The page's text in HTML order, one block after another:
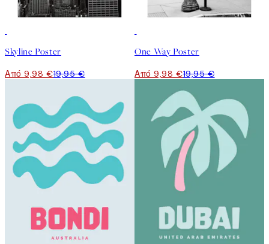
Skyline Poster
Από 9,98 €19,95 €
One Way Poster
Από 9,98 €19,95 €